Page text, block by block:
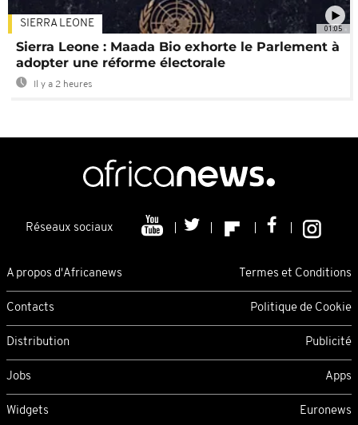
01:05
SIERRA LEONE
Sierra Leone : Maada Bio exhorte le Parlement à
adopter une réforme électorale
Il y a 2 heures
Réseaux sociaux
A propos d'Africanews Termes et Conditions
Contacts Politique de Cookie
Distribution Publicité
Jobs Apps
Widgets Euronews